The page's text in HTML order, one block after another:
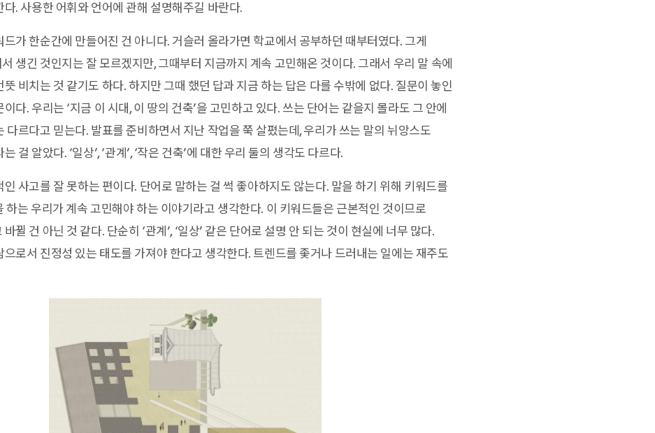
다. 사용한 어휘와 언어에 관해 설명해주길 바란다.
드가 한순간에 만들어진 건 아니다. 거슬러 올라가면 학교에서 공부하던 때부터였다. 그게
생긴 것인지는 잘 모르겠지만, 그때부터 지금까지 계속 고민해온 것이다. 그래서 우리 말 속에
뜻 비치는 것 같기도 하다. 하지만 그때 했던 답과 지금 하는 답은 다를 수밖에 없다. 질문이 놓인
다. 우리는 ‘지금 이 시대, 이 땅의 건축’을 고민하고 있다. 쓰는 단어는 같을지 몰라도 그 안에
다르다고 믿는다. 발표를 준비하면서 지난 작업을 쭉 살폈는데, 우리가 쓰는 말의 뉘앙스도
걸 알았다. ‘일상’, ‘관계’, ‘작은 건축’에 대한 우리 둘의 생각도 다르다.
인 사고를 잘 못하는 편이다. 단어로 말하는 걸 썩 좋아하지도 않는다. 말을 하기 위해 키워드를
하는 우리가 계속 고민해야 하는 이야기라고 생각한다. 이 키워드들은 근본적인 것이므로
뀔 건 아닌 것 같다. 단순히 ‘관계’, ‘일상’ 같은 단어로 설명 안 되는 것이 현실에 너무 많다.
으로서 진정성 있는 태도를 가져야 한다고 생각한다. 트렌드를 좇거나 드러내는 일에는 재주도